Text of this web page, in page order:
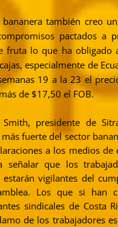
bananera también creo
pactados a
fruta lo que ha obligado
especialmente de
19 a la 23 el
de $17,50 el FOB.
Smith, presidente de
fuerte del sector
a los medios de
señalar que los
estarán vigilantes del
Los que si han
sindicales de Costa
de los trabajadores